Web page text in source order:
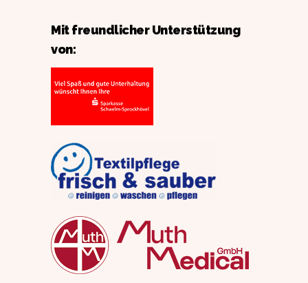
Mit freundlicher Unterstützung
von: